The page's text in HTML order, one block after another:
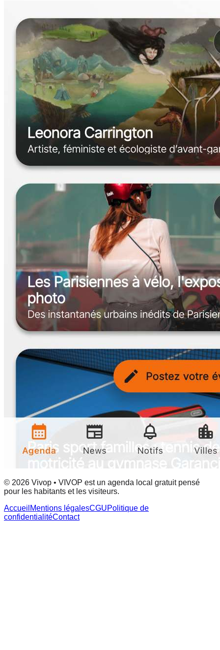
© 2026 Vivop • VIVOP est un agenda local gratuit pensé
pour les habitants et les visiteurs.
Accueil Mentions légalesCGUPolitique de
confidentialitéContact